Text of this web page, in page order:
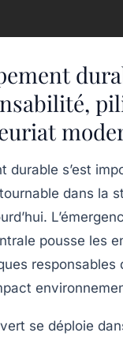
durable s’est
dans la
pousse les
responsables
se déploie